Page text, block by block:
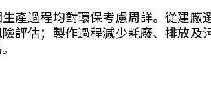
產過程均對環保考慮周詳。從建廠
評估；製作過程減少耗廢、排放及